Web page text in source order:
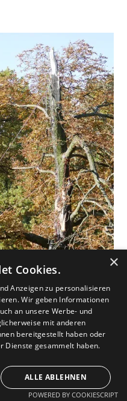
und
×
Cookies.
Anzeigen zu personalisieren
Wir geben Informationen
an unsere Werbe- und
mit anderen
bereitgestellt haben oder
Dienste gesammelt haben.
ALLE ABLEHNEN
POWERED BY COOKIESCRIPT